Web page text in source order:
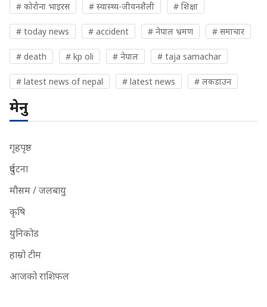
# कोरोना भाइरस # स्वास्थ्य-जीवनशैली # शिक्षा
# today news # accident # नेपाल भ्रमण # समाचार
# death # kp oli # नेपाल # taja samachar
# latest news of nepal # latest news # लकडाउन
मेनु
गृहपृष्ठ
दुर्घटना
मौसम / जलबायु
कृषि
युनिकोड
हाम्रो टीम
आजको राशिफल